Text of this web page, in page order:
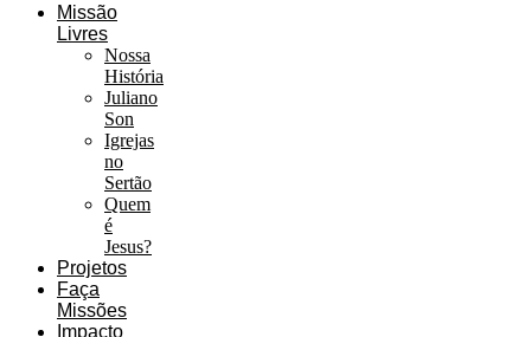
Missão
Livres
Nossa
História
Juliano
Son
Igrejas
no
Sertão
Quem
é
Jesus?
Projetos
Faça
Missões
Impacto